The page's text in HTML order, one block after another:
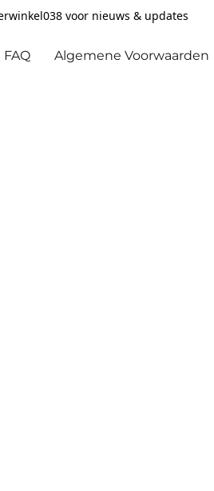
voor nieuws & updates
FAQ Algemene Voorwaarden